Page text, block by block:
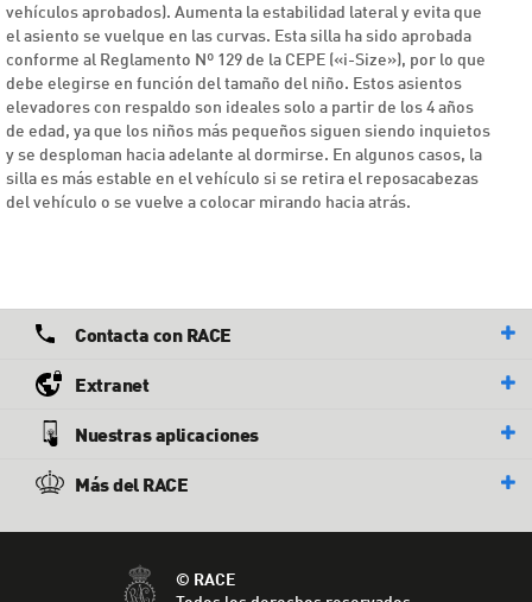
vehículos aprobados). Aumenta la estabilidad lateral y evita que
el asiento se vuelque en las curvas. Esta silla ha sido aprobada
conforme al Reglamento Nº 129 de la CEPE («i-Size»), por lo que
debe elegirse en función del tamaño del niño. Estos asientos
elevadores con respaldo son ideales solo a partir de los 4 años
de edad, ya que los niños más pequeños siguen siendo inquietos
y se desploman hacia adelante al dormirse. En algunos casos, la
silla es más estable en el vehículo si se retira el reposacabezas
del vehículo o se vuelve a colocar mirando hacia atrás.
Contacta con RACE
Extranet
Nuestras aplicaciones
Más del RACE
© RACE